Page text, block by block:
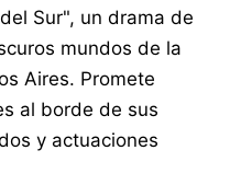
Sur", un drama de
mundos de la
Aires. Promete
al borde de sus
y actuaciones